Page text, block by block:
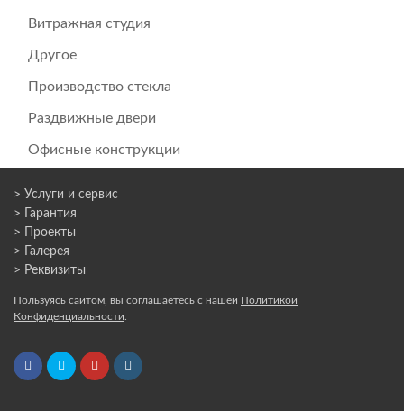
Витражная студия
Другое
Производство стекла
Раздвижные двери
Офисные конструкции
> Услуги и сервис
> Гарантия
> Проекты
> Галерея
> Реквизиты
Пользуясь сайтом, вы соглашаетесь с нашей Политикой
Конфиденциальности